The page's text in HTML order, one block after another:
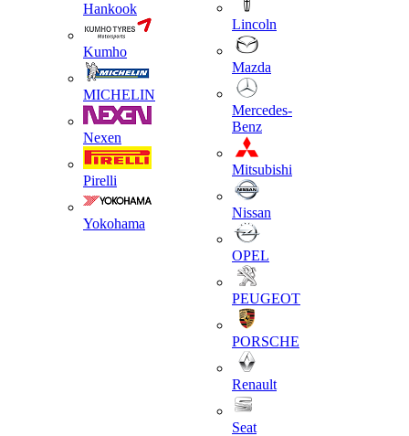
Hankook
Kumho
MICHELIN
Nexen
Pirelli
Yokohama
Lincoln
Mazda
Mercedes-
Benz
Mitsubishi
Nissan
OPEL
PEUGEOT
PORSCHE
Renault
Seat